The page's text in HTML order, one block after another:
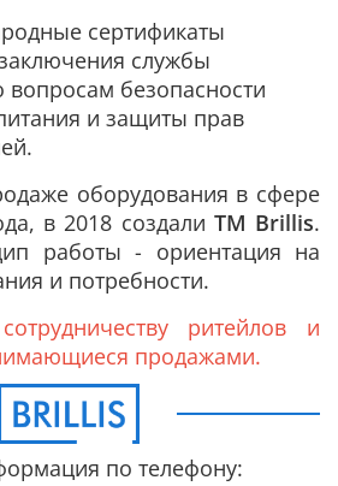
сертификаты
службы
безопасности
и защиты прав
оборудования в сфере
в 2018 создали ТМ Brillis.
работы - ориентация на
и потребности.
ритейлов и
продажами.
по телефону: